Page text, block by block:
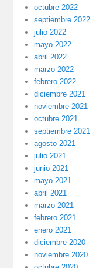
octubre 2022
septiembre 2022
julio 2022
mayo 2022
abril 2022
marzo 2022
febrero 2022
diciembre 2021
noviembre 2021
octubre 2021
septiembre 2021
agosto 2021
julio 2021
junio 2021
mayo 2021
abril 2021
marzo 2021
febrero 2021
enero 2021
diciembre 2020
noviembre 2020